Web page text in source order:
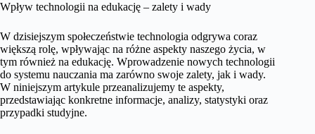
Wpływ technologii na edukację – zalety i wady
W dzisiejszym społeczeństwie technologia odgrywa coraz
większą rolę, wpływając na różne aspekty naszego życia, w
tym również na edukację. Wprowadzenie nowych technologii
do systemu nauczania ma zarówno swoje zalety, jak i wady.
W niniejszym artykule przeanalizujemy te aspekty,
przedstawiając konkretne informacje, analizy, statystyki oraz
przypadki studyjne.